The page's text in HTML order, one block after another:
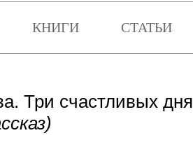
содержимому
КНИГИ СТАТЬИ
Три счастливых дня